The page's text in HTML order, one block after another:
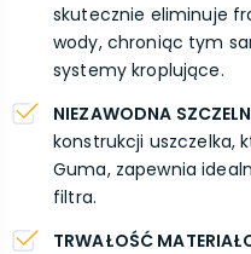
skutecznie eliminuje
wody, chroniąc tym
systemy kroplujące.
NIEZAWODNA
konstrukcji uszczelka,
Guma, zapewnia
filtra.
TRWAŁOŚĆ